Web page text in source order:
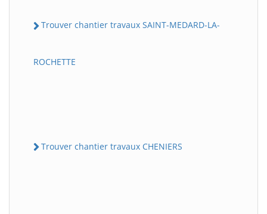
Trouver chantier travaux SAINT-MEDARD-LA-
ROCHETTE
Trouver chantier travaux CHENIERS